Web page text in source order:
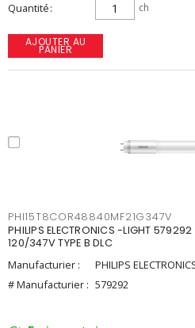
Quantité ch
AJOUTER AU
PANIER
PHI15T8COR48840MF21G347V
PHILIPS ELECTRONICS -LIGHT
120/347V TYPE B DLC
Manufacturier :
PHILIPS
# Manufacturier : 579292